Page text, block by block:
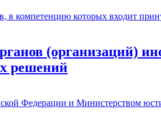
(организаций)
решений